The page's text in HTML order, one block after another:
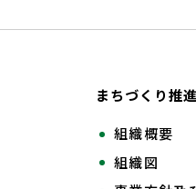
まちづくり推
組織概要
組織図